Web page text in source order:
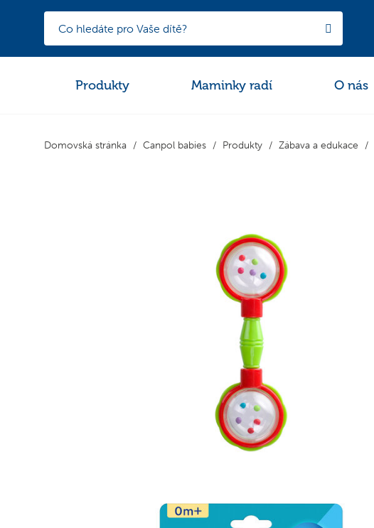
Produkty Maminky radí O nás
Domovská stránka Canpol babies Produkty Zábava a edukace